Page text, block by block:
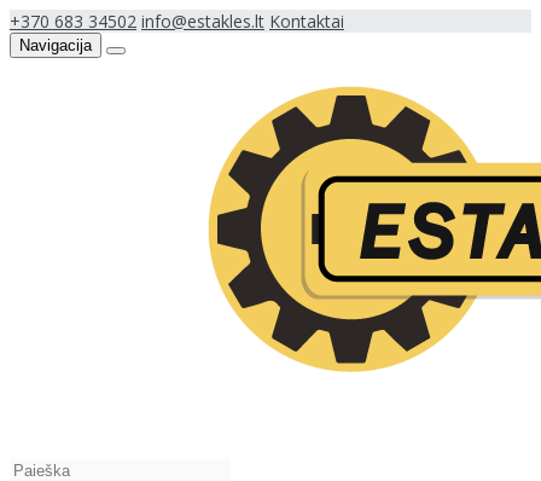
+370 683 34502 info@estakles.lt Kontaktai
Navigacija